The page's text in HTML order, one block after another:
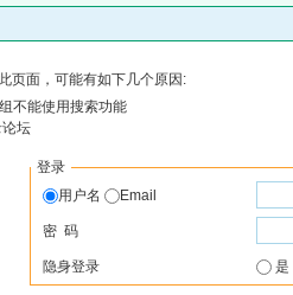
页面，可能有如下几个原因:
不能使用搜索功能
坛
登录
用户名
Email
密 码
隐身登录